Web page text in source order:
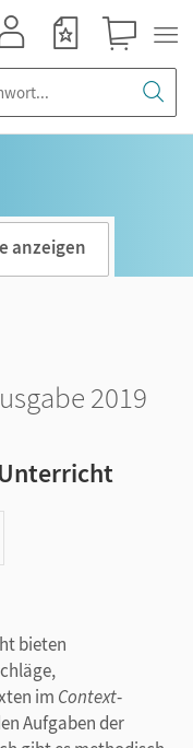
anzeigen
2019
bieten
im Context-
Aufgaben der